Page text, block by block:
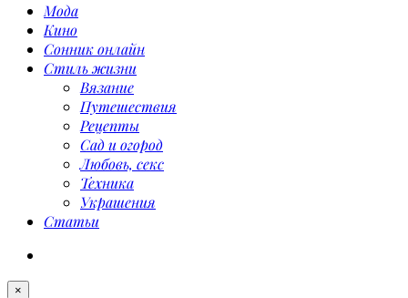
Мода
Кино
Сонник онлайн
Стиль жизни
Вязание
Путешествия
Рецепты
Сад и огород
Любовь, секс
Техника
Украшения
Статьи
×